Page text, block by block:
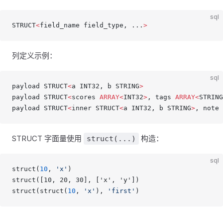
sql
STRUCT<field_name field_type, ... >
列定义示例：
sql
payload STRUCT<a INT32, b STRING>
payload STRUCT<scores ARRAY<INT32> , tags ARRAY<STRING
payload STRUCT<inner STRUCT<a INT32, b STRING> , note
STRUCT 字面量使用 struct(...) 构造：
sql
struct( 10 , 'x' )
struct([10, 20, 30], ['x', 'y'])
struct(struct( 10 , 'x' ), 'first' )